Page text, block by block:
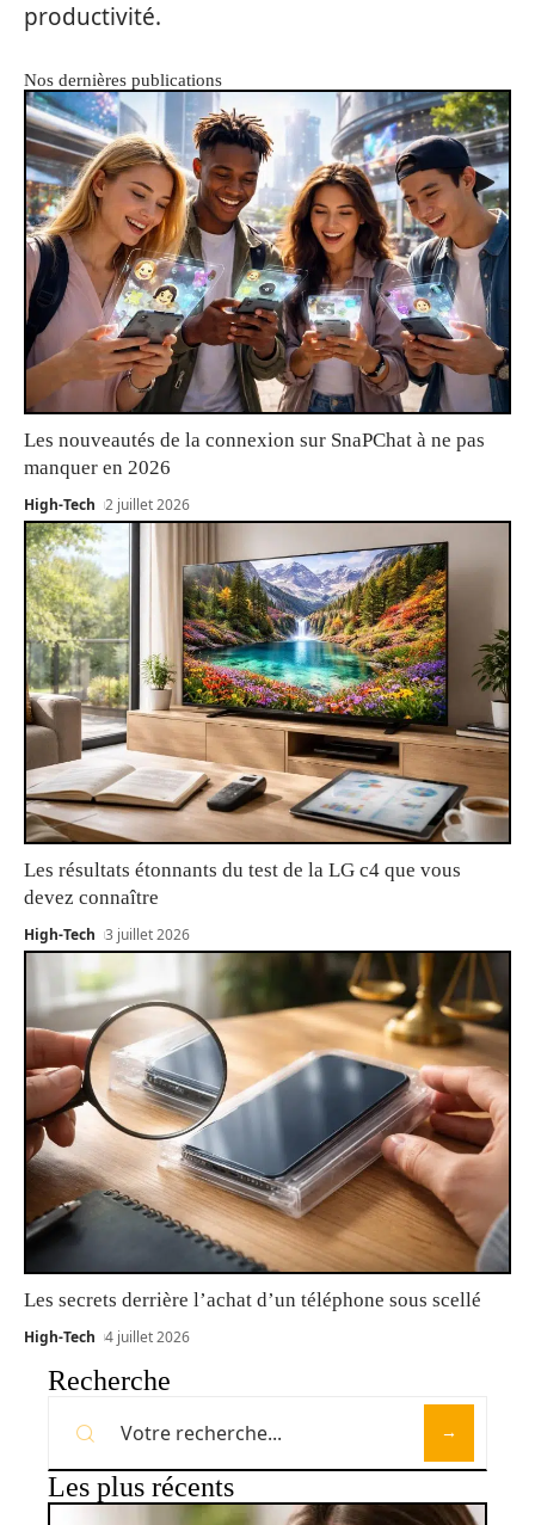
productivité.
Nos dernières publications
Les nouveautés de la connexion sur SnaPChat à ne pas
manquer en 2026
High-Tech 2 juillet 2026
Les résultats étonnants du test de la LG c4 que vous
devez connaître
High-Tech 3 juillet 2026
Les secrets derrière l’achat d’un téléphone sous scellé
High-Tech 4 juillet 2026
Recherche
Les plus récents